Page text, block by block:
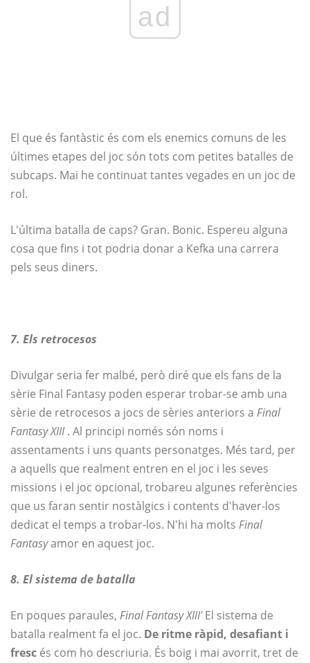
ad
El que és fantàstic és com els enemics comuns de les
últimes etapes del joc són tots com petites batalles de
subcaps. Mai he continuat tantes vegades en un joc de
rol.
L'última batalla de caps? Gran. Bonic. Espereu alguna
cosa que fins i tot podria donar a Kefka una carrera
pels seus diners.
7. Els retrocesos
Divulgar seria fer malbé, però diré que els fans de la
sèrie Final Fantasy poden esperar trobar-se amb una
sèrie de retrocesos a jocs de sèries anteriors a Final
Fantasy XIII. Al principi només són noms i
assentaments i uns quants personatges. Més tard, per
a aquells que realment entren en el joc i les seves
missions i el joc opcional, trobareu algunes referències
que us faran sentir nostàlgics i contents d'haver-los
dedicat el temps a trobar-los. N'hi ha molts Final
Fantasyamor en aquest joc.
8. El sistema de batalla
En poques paraules, Final Fantasy XIII'El sistema de
batalla realment fa el joc. De ritme ràpid, desafiant i
fresc és com ho descriuria. És boig i mai avorrit, tret de